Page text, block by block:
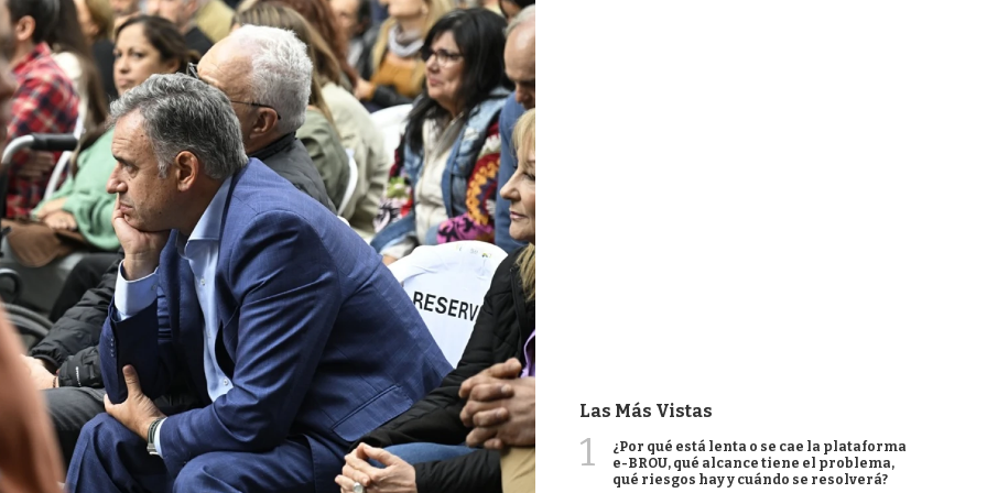
Las Más Vistas
1
¿Por qué está lenta o se cae la plataforma
e-BROU, qué alcance tiene el problema,
qué riesgos hay y cuándo se resolverá?